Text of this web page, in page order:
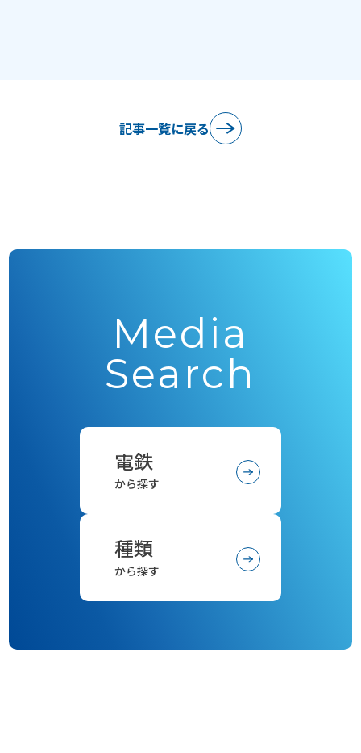
記事一覧に戻る
Media
Search
電鉄
から探す
種類
から探す